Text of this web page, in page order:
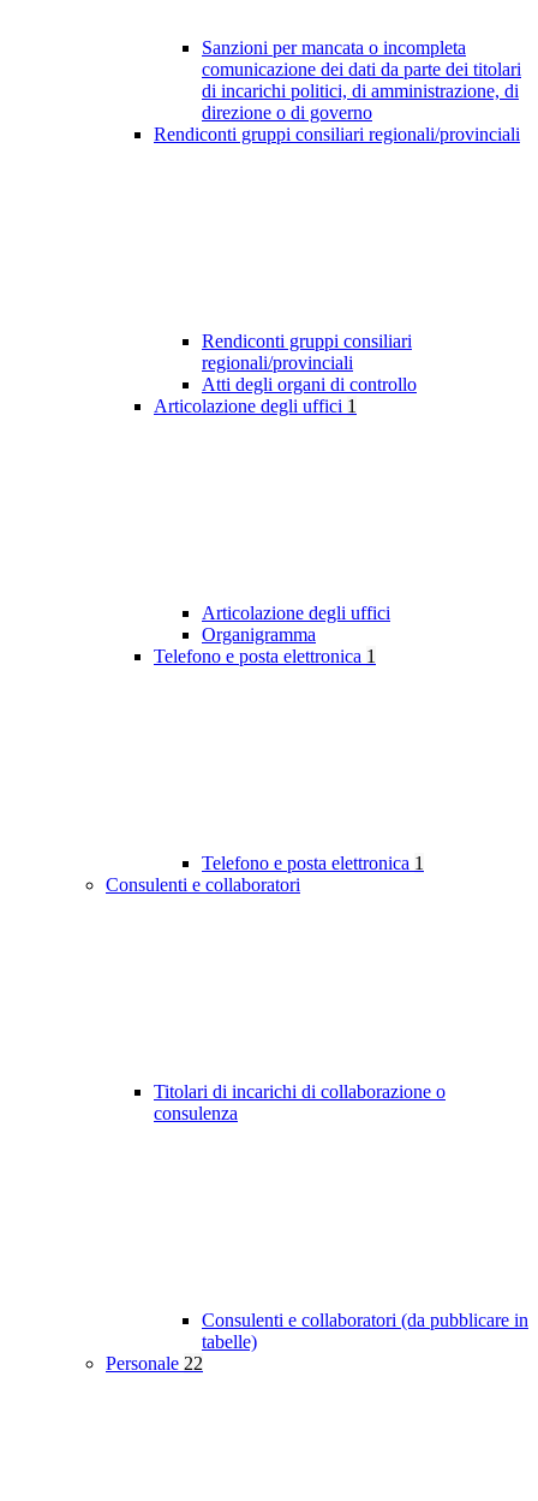
Sanzioni per mancata o incompleta
comunicazione dei dati da parte dei titolari
di incarichi politici, di amministrazione, di
direzione o di governo
Rendiconti gruppi consiliari regionali/provinciali
Rendiconti gruppi consiliari
regionali/provinciali
Atti degli organi di controllo
Articolazione degli uffici 1
Articolazione degli uffici
Organigramma
Telefono e posta elettronica 1
Telefono e posta elettronica 1
Consulenti e collaboratori
Titolari di incarichi di collaborazione o
consulenza
Consulenti e collaboratori (da pubblicare in
tabelle)
Personale 22